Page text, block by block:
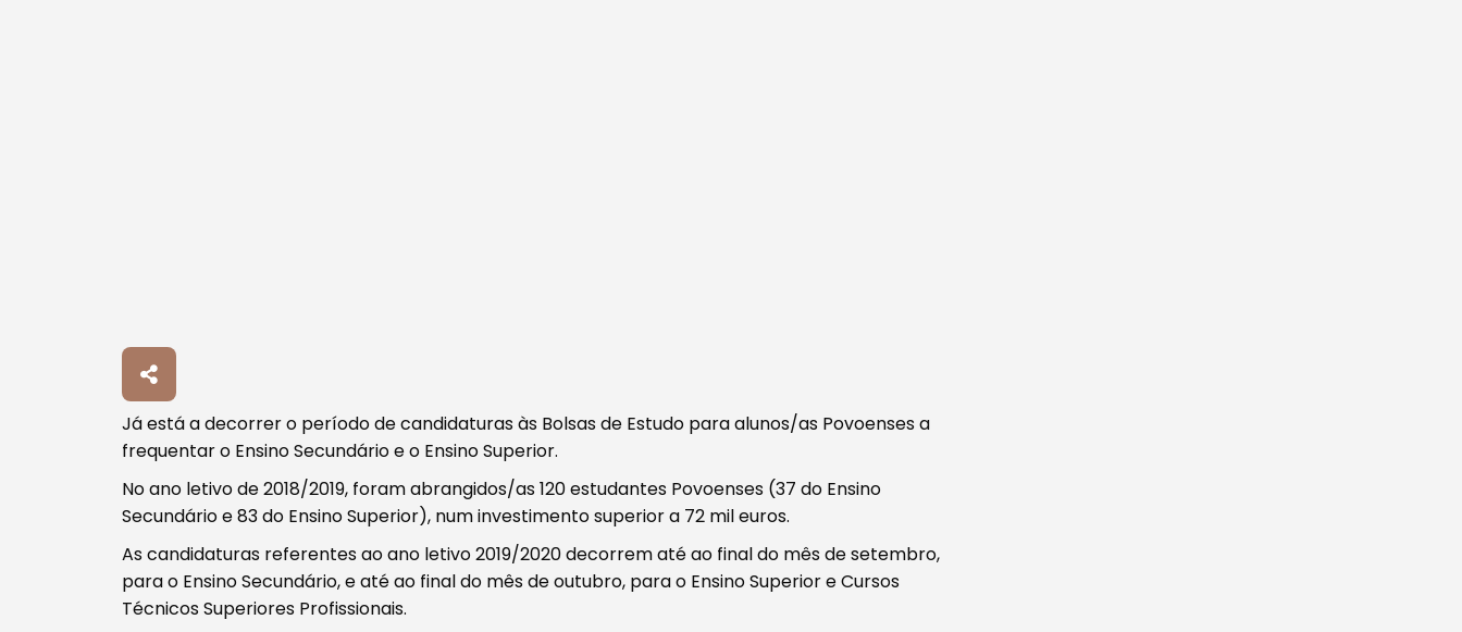
Procurar
Tipo de conteúdo
Já está a decorrer o período de candidaturas às Bolsas de Estudo para alunos/as Povoenses a
frequentar o Ensino Secundário e o Ensino Superior.
No ano letivo de 2018/2019, foram abrangidos/as 120 estudantes Povoenses (37 do Ensino
Secundário e 83 do Ensino Superior), num investimento superior a 72 mil euros.
As candidaturas referentes ao ano letivo 2019/2020 decorrem até ao final do mês de setembro,
para o Ensino Secundário, e até ao final do mês de outubro, para o Ensino Superior e Cursos
Técnicos Superiores Profissionais.